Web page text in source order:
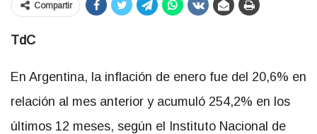
Compartir
TdC
En Argentina, la inflación de enero fue del 20,6% en
relación al mes anterior y acumuló 254,2% en los
últimos 12 meses, según el Instituto Nacional de